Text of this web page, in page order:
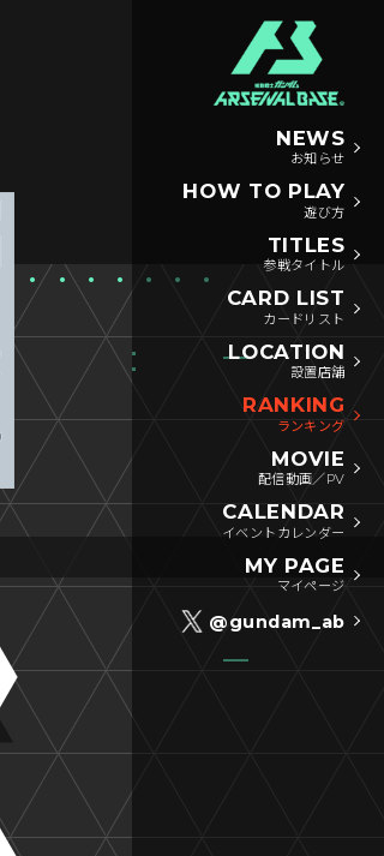
NEWS
お知らせ
HOW TO PLAY
遊び方
TITLES
参戦タイトル
CARD LIST
カードリスト
LOCATION
設置店舗
RANKING
ランキング
MOVIE
配信動画／PV
CALENDAR
イベントカレンダー
MY PAGE
マイページ
@gundam_ab